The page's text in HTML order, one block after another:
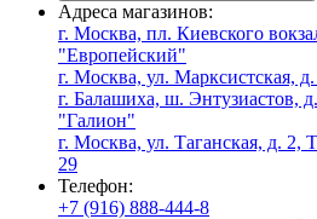
Адреса магазинов:
г. Москва, пл. Киевского
"Европейский"
г. Москва, ул. Марксистская,
г. Балашиха, ш. Энтузиастов,
"Галион"
г. Москва, ул. Таганская, д. 2,
29
Телефон:
+7 (916) 888-444-8